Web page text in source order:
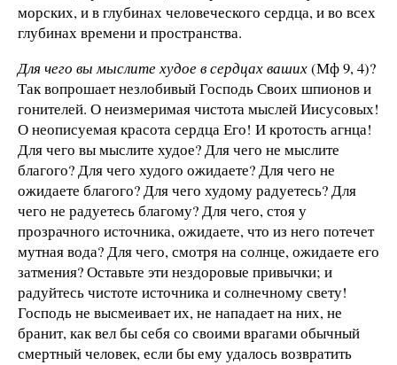
морских, и в глубинах человеческого сердца, и во всех
глубинах времени и пространства.
Для чего вы мыслите худое в сердцах ваших(Мф 9, 4)?
Так вопрошает незлобивый Господь Своих шпионов и
гонителей. О неизмеримая чистота мыслей Иисусовых!
О неописуемая красота сердца Его! И кротость агнца!
Для чего вы мыслите худое? Для чего не мыслите
благого? Для чего худого ожидаете? Для чего не
ожидаете благого? Для чего худому радуетесь? Для
чего не радуетесь благому? Для чего, стоя у
прозрачного источника, ожидаете, что из него потечет
мутная вода? Для чего, смотря на солнце, ожидаете его
затмения? Оставьте эти нездоровые привычки; и
радуйтесь чистоте источника и солнечному свету!
Господь не высмеивает их, не нападает на них, не
бранит, как вел бы себя со своими врагами обычный
смертный человек, если бы ему удалось возвратить